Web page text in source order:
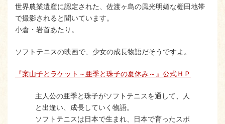
世界農業遺産に認定された、佐渡ヶ島の風光明媚な棚田地帯
で撮影されると聞いています。
小倉・岩首あたり。
ソフトテニスの映画で、少女の成長物語だそうですよ。
『案山子とラケット～亜季と珠子の夏休み～』公式ＨＰ
主人公の亜季と珠子がソフトテニスを通して、人
と出逢い、成長していく物語。
ソフトテニスは日本で生まれ、日本で育ったスポ